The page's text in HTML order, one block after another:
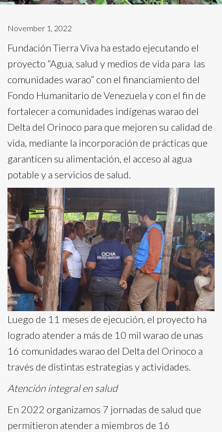
November 1, 2022
Fundación Tierra Viva ha estado ejecutando el
proyecto “Agua, salud y medios de vida para las
comunidades warao” con el financiamiento del
Fondo Humanitario de Venezuela y con el fin de
fortalecer a comunidades indígenas warao del
Delta del Orinoco para que mejoren su calidad de
vida, mediante la incorporación de prácticas que
garanticen su alimentación, el acceso al agua
potable y a servicios de salud.
Luego de 11 meses de ejecución, el proyecto ha
logrado atender a más de 10 mil warao de unas
16 comunidades warao del Delta del Orinoco a
través de distintas estrategias y actividades.
Atención integral en salud
En 2022 organizamos 7 jornadas de salud que
permitieron atender a miembros de 16